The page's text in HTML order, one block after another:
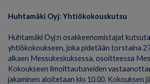
Huhtamäki Oyj: Yhtiökokouskutsu
Huhtamäki Oyj:n osakkeenomistajat
yhtiökokoukseen, joka pidetään torstaina
alkaen Messukeskuksessa, osoitteessa
Kokoukseen ilmoittautuneiden
jakaminen aloitetaan klo 10.00. Kokouksen